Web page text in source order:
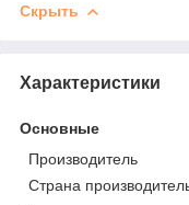
Скрыть
Характеристики
Основные
Производитель
Страна